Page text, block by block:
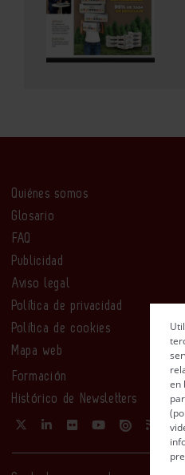
Quiénes somos
Glosario
FAQ
Publicidad
Aviso legal
Política de privacidad
Política de cookies
Mapa web
Formación
Histórico de Newsletters
en